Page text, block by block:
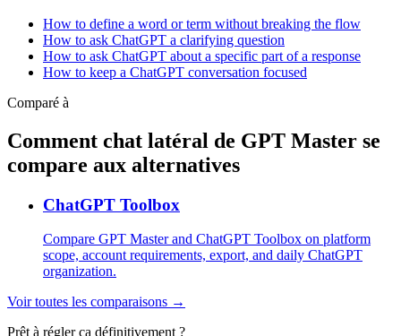
How to define a word or term without breaking the flow
How to ask ChatGPT a clarifying question
How to ask ChatGPT about a specific part of a response
How to keep a ChatGPT conversation focused
Comparé à
Comment chat latéral de GPT Master se
compare aux alternatives
ChatGPT Toolbox
Compare GPT Master and ChatGPT Toolbox on platform
scope, account requirements, export, and daily ChatGPT
organization.
Voir toutes les comparaisons →
Prêt à régler ça définitivement ?